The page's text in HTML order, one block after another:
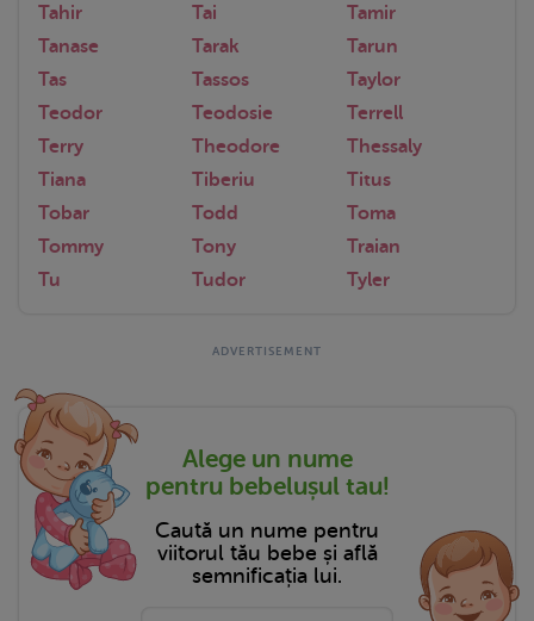
Tahir Tai
Tamir
Tanase
Tarak
Tarun
Tas
Tassos
Taylor
Teodor
Teodosie
Terrell
Terry
Theodore
Thessaly
Tiana
Tiberiu
Titus
Tobar
Todd
Toma
Tommy
Tony
Traian
Tu
Tudor Tyler
Alege un nume
pentru bebelușul tau!
Caută un nume pentru
viitorul tău bebe și află
semnificația lui.